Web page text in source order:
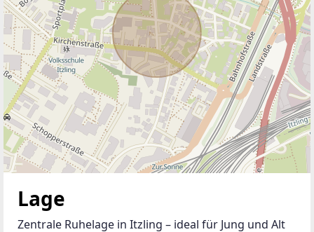
Lage
Zentrale Ruhelage in Itzling – ideal für Jung und Alt